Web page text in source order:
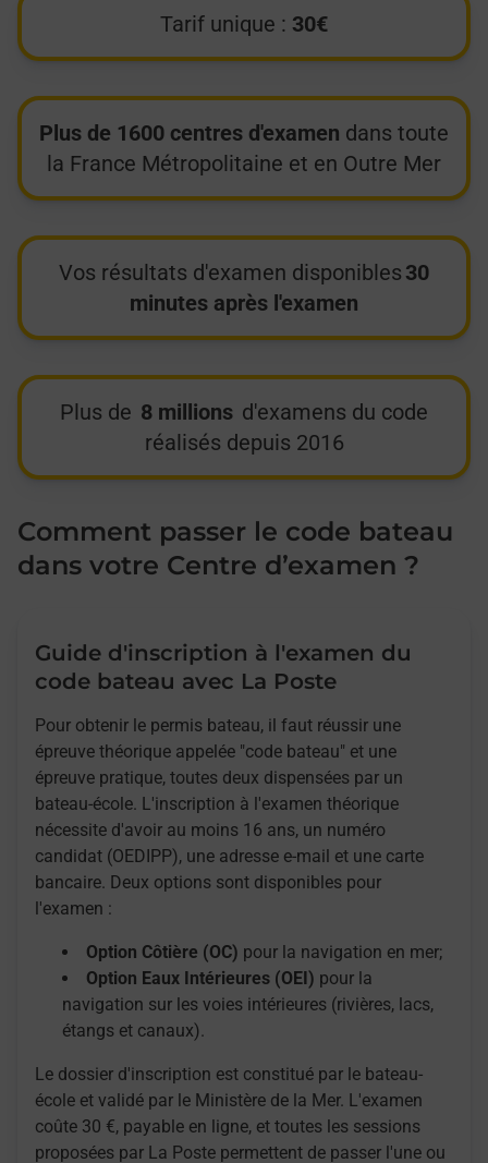
Tarif unique : 30€
Plus de 1600 centres d'examen dans toute
la France Métropolitaine et en Outre Mer
Vos résultats d'examen disponibles 30
minutes après l'examen
Plus de 8 millions d'examens du code
réalisés depuis 2016
Comment passer le code bateau
dans votre Centre d’examen ?
Guide d'inscription à l'examen du
code bateau avec La Poste
Pour obtenir le permis bateau, il faut réussir une
épreuve théorique appelée "code bateau" et une
épreuve pratique, toutes deux dispensées par un
bateau-école. L'inscription à l'examen théorique
nécessite d'avoir au moins 16 ans, un numéro
candidat (OEDIPP), une adresse e-mail et une carte
bancaire. Deux options sont disponibles pour
l'examen :
Option Côtière (OC) pour la navigation en mer;
Option Eaux Intérieures (OEI) pour la
navigation sur les voies intérieures (rivières, lacs,
étangs et canaux).
Le dossier d'inscription est constitué par le bateau-
école et validé par le Ministère de la Mer. L'examen
coûte 30 €, payable en ligne, et toutes les sessions
proposées par La Poste permettent de passer l'une ou